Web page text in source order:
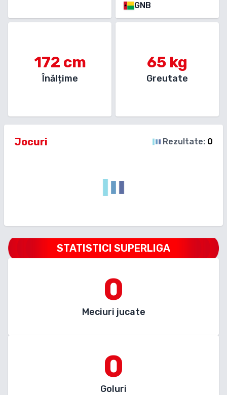
GNB
172 cm
Înălțime
65 kg
Greutate
Jocuri Rezultate: 0
STATISTICI SUPERLIGA
0
Meciuri jucate
0
Goluri